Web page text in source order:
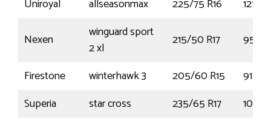
Uniroyal
allseasonmax 225/75 R16
121R
Nexen
winguard sport
2 xl
215/50 R17
95V
Firestone
winterhawk 3 205/60 R15
91T
Superia
star cross 235/65 R17
108V